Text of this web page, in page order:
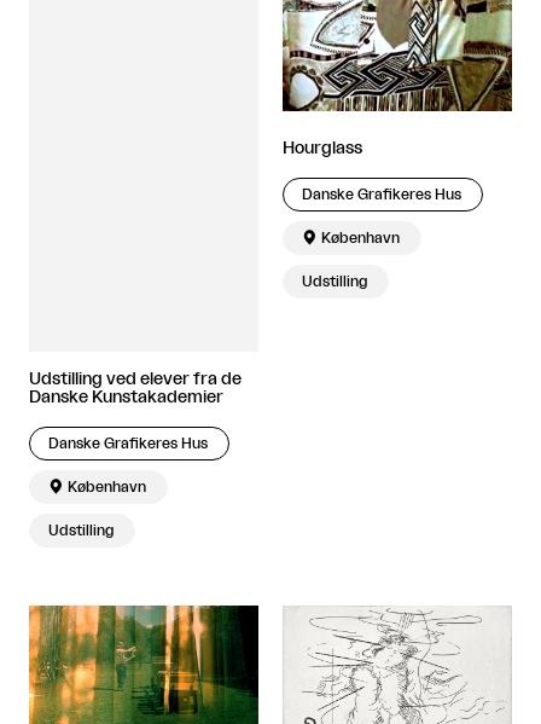
Udstilling ved elever fra de
Danske Kunstakademier
Danske Grafikeres Hus
 København
Udstilling
Hourglass
Danske Grafikeres Hus
 København
Udstilling